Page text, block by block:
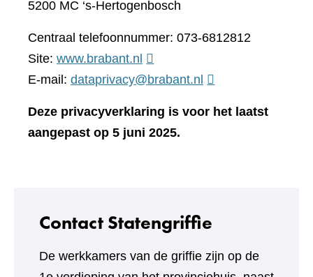
5200 MC ‘s-Hertogenbosch
Centraal telefoonnummer: 073-6812812
Site: www.brabant.nl (verwijst
naar
andere
E-mail: dataprivacy@brabant.nl
Deze privacyverklaring is voor het laatst
aangepast op 5 juni 2025.
Contact Statengriffie
De werkkamers van de griffie zijn op de